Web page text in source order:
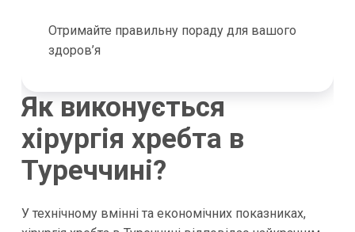
Отримайте правильну пораду для вашого
здоров’я
Як виконується
хірургія хребта в
Туреччині?
У технічному вмінні та економічних показниках,